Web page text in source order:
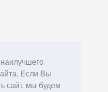
Если Вы
сайт, мы будем